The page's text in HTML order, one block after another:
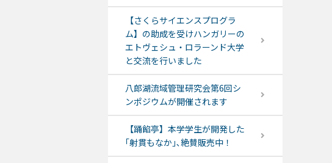
【さくらサイエンスプログラ
ム】の助成を受けハンガリーの
エトヴェシュ・ロラーンド大学
と交流を行いました
八郎湖流域管理研究会第6回シ
ンポジウムが開催されます
【踊餡亭】本学学生が開発した
｢射貫もなか｣､絶賛販売中！